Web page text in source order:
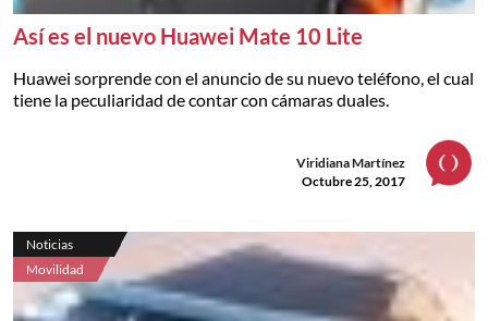
Así es el nuevo Huawei Mate 10 Lite
Huawei sorprende con el anuncio de su nuevo teléfono, el cual
tiene la peculiaridad de contar con cámaras duales.
Viridiana Martínez
Octubre 25, 2017
Noticias
Movilidad